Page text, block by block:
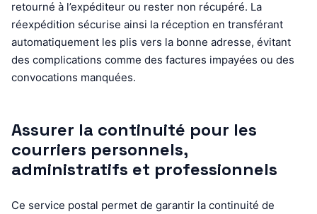
retourné à l’expéditeur ou rester non récupéré. La
réexpédition sécurise ainsi la réception en transférant
automatiquement les plis vers la bonne adresse, évitant
des complications comme des factures impayées ou des
convocations manquées.
Assurer la continuité pour les
courriers personnels,
administratifs et professionnels
Ce service postal permet de garantir la continuité de